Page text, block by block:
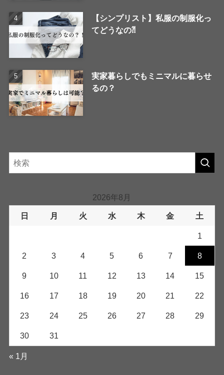
【シンプリスト】私服の制服化っ
てどうなの⁈
実家暮らしでもミニマルに暮らせ
るの？
2026年8月
日 月 火 水 木 金 土
1
2 3 4 5 6 7 8
9 10 11 12 13 14 15
16 17 18 19 20 21 22
23 24 25 26 27 28 29
30 31
« 1月